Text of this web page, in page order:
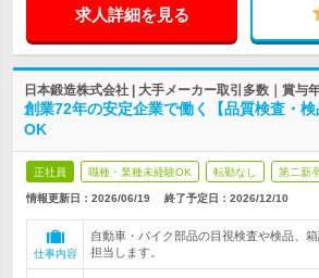
求人詳細を見る
日本鍛造株式会社 | 大手メーカー取引多数｜賞与
創業72年の安定企業で働く【品質検査・
OK
正社員 職種・業種未経験OK 転勤なし 第二新
情報更新日：2026/06/19 終了予定日： 2026/12/10
仕事内容
自動車・バイク部品の目視検査や検品、
担当します。